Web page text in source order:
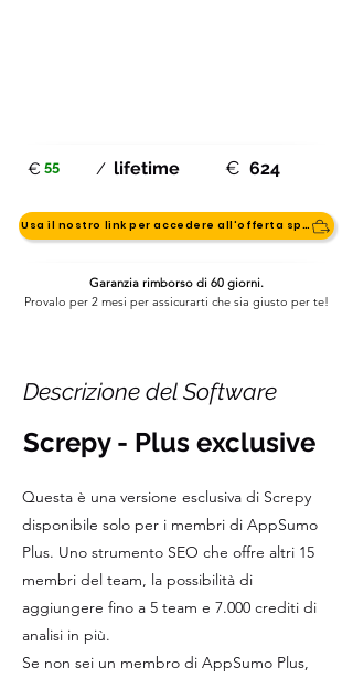
€ 55 / lifetime € 624
Usa il nostro link per accedere all'offerta speciale
Garanzia rimborso di 60 giorni.
Provalo per 2 mesi per assicurarti che sia giusto per te!
Descrizione del Software
Screpy - Plus exclusive
Questa è una versione esclusiva di Screpy
disponibile solo per i membri di AppSumo
Plus. Uno strumento SEO che offre altri 15
membri del team, la possibilità di
aggiungere fino a 5 team e 7.000 crediti di
analisi in più.
Se non sei un membro di AppSumo Plus,